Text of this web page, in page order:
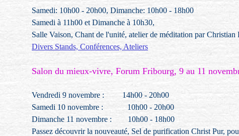
Samedi: 10h00 - 20h00, Dimanche: 10h00 - 18h00
Samedi à 11h00 et Dimanche à 10h30,
Salle Vaison, Chant de l'unité, atelier de méditation par Christian
Divers Stands, Conférences, Ateliers
Salon du mieux-vivre, Forum Fribourg, 9 au 11
Vendredi 9 novembre : 14h00 - 20h00
Samedi 10 novembre : 10h00 - 20h00
Dimanche 11 novembre : 10h00 - 18h00
Passez découvrir la nouveauté, Sel de purification Christ Pur,